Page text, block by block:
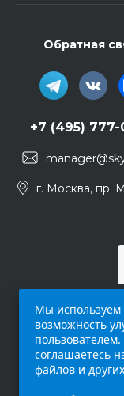
Обратная
+7 (495) 777-
г. Москва, пр.
Мы используем
возможность
соглашаетесь
файлов и